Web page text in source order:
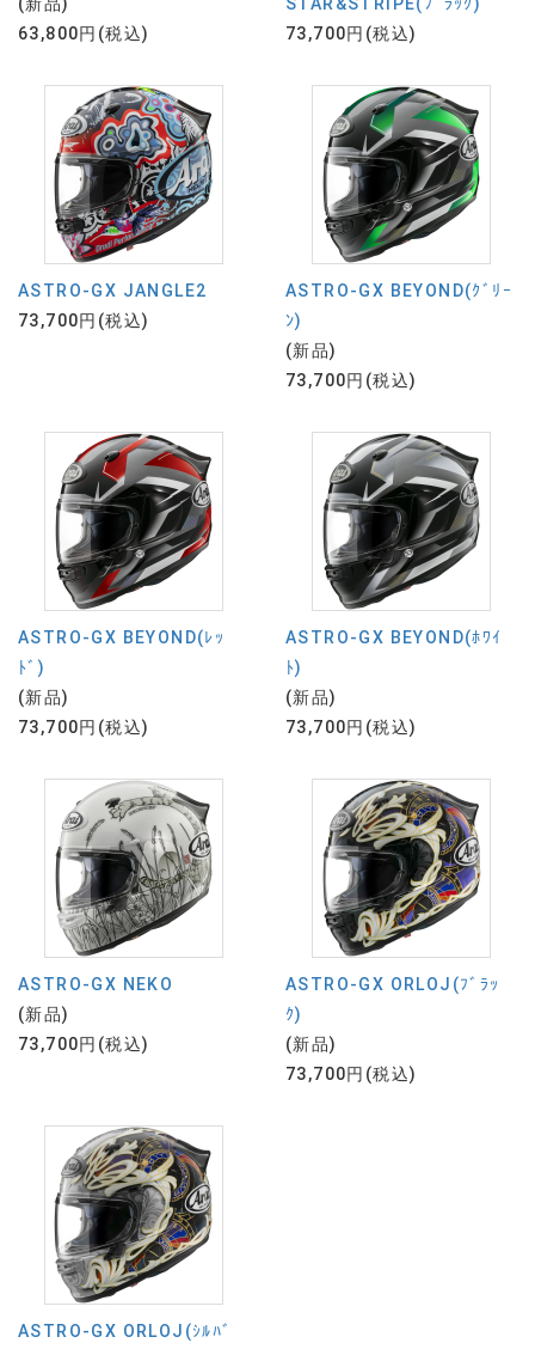
63,800円(税込)
73,700円(税込)
ASTRO-GX JANGLE2
73,700円(税込)
ASTRO-GX BEYOND(ｸﾞﾘｰ
ﾝ)
(新品)
73,700円(税込)
ASTRO-GX BEYOND(ﾚｯ
ﾄﾞ)
(新品)
73,700円(税込)
ASTRO-GX BEYOND(ﾎﾜｲ
ﾄ)
(新品)
73,700円(税込)
ASTRO-GX NEKO
(新品)
73,700円(税込)
ASTRO-GX ORLOJ(ﾌﾞﾗｯ
ｸ)
(新品)
73,700円(税込)
ASTRO-GX ORLOJ(ｼﾙﾊﾞ